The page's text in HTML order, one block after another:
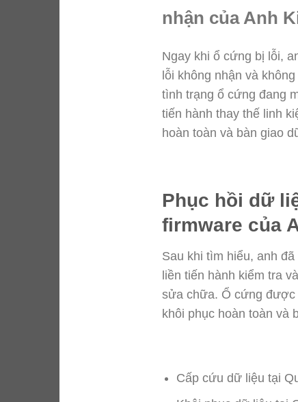
nhận của Anh
Ngay khi ổ cứng bị lỗi,
lỗi không nhận và
tình trạng ổ cứng đang
tiến hành thay thế linh
hoàn toàn và bàn giao
Phục hồi dữ
firmware của
Sau khi tìm hiểu, anh
liền tiến hành kiểm tra
sửa chữa. Ổ cứng được
khôi phục hoàn toàn và
Cấp cứu dữ liệu tại